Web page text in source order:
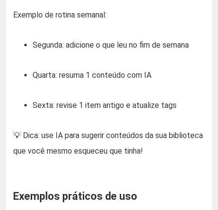
Exemplo de rotina semanal:
Segunda: adicione o que leu no fim de semana
Quarta: resuma 1 conteúdo com IA
Sexta: revise 1 item antigo e atualize tags
💡 Dica: use IA para sugerir conteúdos da sua biblioteca
que você mesmo esqueceu que tinha!
Exemplos práticos de uso